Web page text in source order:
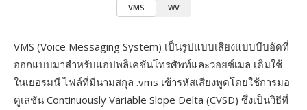
VMS WV
VMS (Voice Messaging System) เป็นรูปแบบเสียงแบบบีบอัดที่
ออกแบบมาสำหรับแอปพลิเคชันโทรศัพท์และวอยซ์เมล เดิมใช้
ในเยอรมนี ไฟล์ที่มีนามสกุล .vms เข้ารหัสเสียงพูดโดยใช้การมอ
ดูเลชัน Continuously Variable Slope Delta (CVSD) ซึ่งเป็นวิธีที่